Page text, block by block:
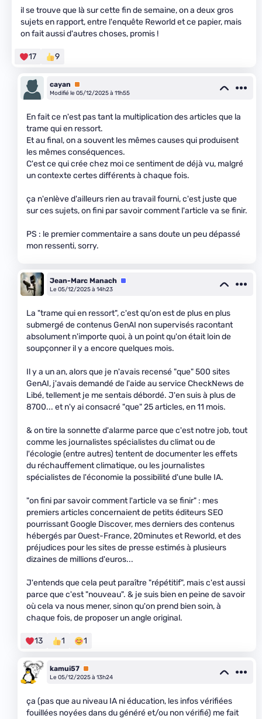
il se trouve que là sur cette fin de semaine, on a deux gros
sujets en rapport, entre l'enquête Reworld et ce papier, mais
on fait aussi d'autres choses, promis !
17 9
cayan
Premium
Modifié le 05/12/2025 à 11h55
En fait ce n'est pas tant la multiplication des articles que la
trame qui en ressort.
Et au final, on a souvent les mêmes causes qui produisent
les mêmes conséquences.
C'est ce qui crée chez moi ce sentiment de déjà vu, malgré
un contexte certes différents à chaque fois.
ça n'enlève d'ailleurs rien au travail fourni, c'est juste que
sur ces sujets, on fini par savoir comment l'article va se finir.
PS : le premier commentaire a sans doute un peu dépassé
mon ressenti, sorry.
Jean-Marc Manach Équipe
Le 05/12/2025 à 14h23
La "trame qui en ressort", c'est qu'on est de plus en plus
submergé de contenus GenAI non supervisés racontant
absolument n'importe quoi, à un point qu'on était loin de
soupçonner il y a encore quelques mois.
Il y a un an, alors que je n'avais recensé "que" 500 sites
GenAI, j'avais demandé de l'aide au service CheckNews de
Libé, tellement je me sentais débordé. J'en suis à plus de
8700... et n'y ai consacré "que" 25 articles, en 11 mois.
& on tire la sonnette d'alarme parce que c'est notre job, tout
comme les journalistes spécialistes du climat ou de
l'écologie (entre autres) tentent de documenter les effets
du réchauffement climatique, ou les journalistes
spécialistes de l'économie la possibilité d'une bulle IA.
"on fini par savoir comment l'article va se finir" : mes
premiers articles concernaient de petits éditeurs SEO
pourrissant Google Discover, mes derniers des contenus
hébergés par Ouest-France, 20minutes et Reworld, et des
préjudices pour les sites de presse estimés à plusieurs
dizaines de millions d'euros...
J'entends que cela peut paraître "répétitif", mais c'est aussi
parce que c'est "nouveau". & je suis bien en peine de savoir
où cela va nous mener, sinon qu'on prend bien soin, à
chaque fois, de proposer un angle original.
13 1 1
kamui57 Premium
Le 05/12/2025 à 13h24
ça (pas que au niveau IA ni éducation, les infos vérifiées
fouillées noyées dans du généré et/ou non vérifié) me fait